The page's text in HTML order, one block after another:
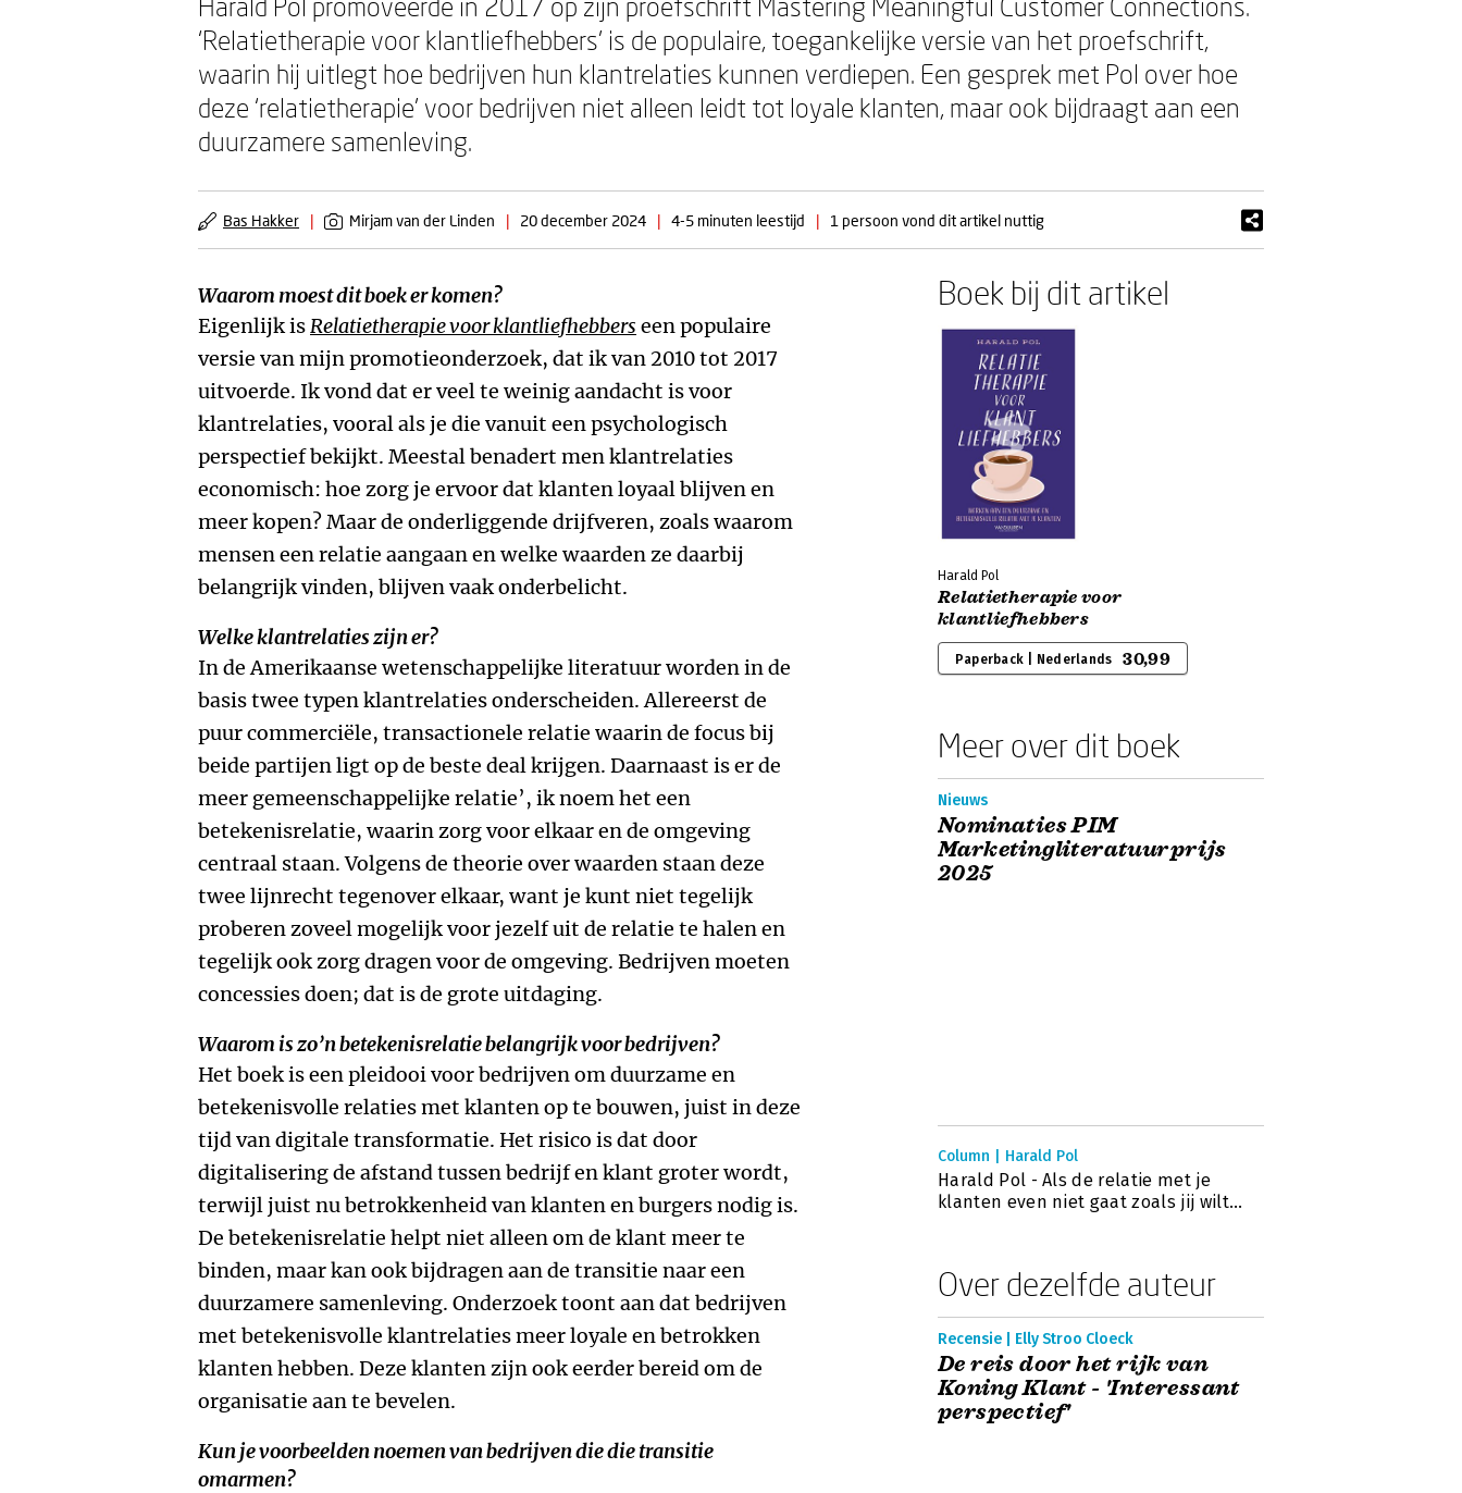
‘Relatietherapie voor klantliefhebbers’ is de populaire, toegankelijke versie van het proefschrift,
waarin hij uitlegt hoe bedrijven hun klantrelaties kunnen verdiepen. Een gesprek met Pol over hoe
deze ‘relatietherapie’ voor bedrijven niet alleen leidt tot loyale klanten, maar ook bijdraagt aan een
duurzamere samenleving.
Bas Hakker | Mirjam van der Linden | 20 december 2024 | 4-5 minuten leestijd | 1 persoon vond dit artikel nuttig
Waarom moest dit boek er komen?
Eigenlijk isRelatietherapie voor klantliefhebbers een populaire
versie van mijn promotieonderzoek, dat ik van 2010 tot 2017
uitvoerde. Ik vond dat er veel te weinig aandacht is voor
klantrelaties, vooral als je die vanuit een psychologisch
perspectief bekijkt. Meestal benadert men klantrelaties
economisch: hoe zorg je ervoor dat klanten loyaal blijven en
meer kopen? Maar de onderliggende drijfveren, zoals waarom
mensen een relatie aangaan en welke waarden ze daarbij
belangrijk vinden, blijven vaak onderbelicht.
Welke klantrelaties zijn er?
In de Amerikaanse wetenschappelijke literatuur worden in de
basis twee typen klantrelaties onderscheiden. Allereerst de
puur commerciële, transactionele relatie waarin de focus bij
beide partijen ligt op de beste deal krijgen. Daarnaast is er de
meer gemeenschappelijke relatie’, ik noem het een
betekenisrelatie, waarin zorg voor elkaar en de omgeving
centraal staan. Volgens de theorie over waarden staan deze
twee lijnrecht tegenover elkaar, want je kunt niet tegelijk
proberen zoveel mogelijk voor jezelf uit de relatie te halen en
tegelijk ook zorg dragen voor de omgeving. Bedrijven moeten
concessies doen; dat is de grote uitdaging.
Waarom is zo’n betekenisrelatie belangrijk voor bedrijven?
Het boek is een pleidooi voor bedrijven om duurzame en
betekenisvolle relaties met klanten op te bouwen, juist in deze
tijd van digitale transformatie. Het risico is dat door
digitalisering de afstand tussen bedrijf en klant groter wordt,
terwijl juist nu betrokkenheid van klanten en burgers nodig is.
De betekenisrelatie helpt niet alleen om de klant meer te
binden, maar kan ook bijdragen aan de transitie naar een
duurzamere samenleving. Onderzoek toont aan dat bedrijven
met betekenisvolle klantrelaties meer loyale en betrokken
klanten hebben. Deze klanten zijn ook eerder bereid om de
organisatie aan te bevelen.
Kun je voorbeelden noemen van bedrijven die die transitie
omarmen?
Boek bij dit artikel
Harald Pol
Relatietherapie voor
klantliefhebbers
Paperback | Nederlands 30,99
Meer over dit boek
Nieuws
Nominaties PIM
Marketingliteratuurprijs
2025
Column | Harald Pol
Harald Pol - Als de relatie met je
klanten even niet gaat zoals jij wilt...
Over dezelfde auteur
Recensie | Elly Stroo Cloeck
De reis door het rijk van
Koning Klant - 'Interessant
perspectief'